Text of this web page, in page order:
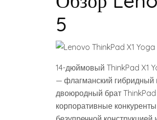
5
14-дюймовый ThinkPad X1
— флагманский гибридный
двоюродный брат ThinkPad
корпоративные